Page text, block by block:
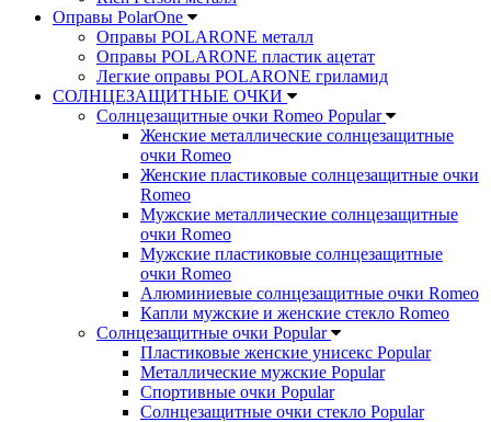
Оправы PolarOne
Оправы POLARONE металл
Оправы POLARONE пластик ацетат
Легкие оправы POLARONE гриламид
СОЛНЦЕЗАЩИТНЫЕ ОЧКИ
Солнцезащитные очки Romeo Popular
Женские металлические солнцезащитные
очки Romeo
Женские пластиковые солнцезащитные очки
Romeo
Мужские металлические солнцезащитные
очки Romeo
Мужские пластиковые солнцезащитные
очки Romeo
Алюминиевые солнцезащитные очки Romeo
Капли мужские и женские стекло Romeo
Солнцезащитные очки Popular
Пластиковые женские унисекс Popular
Металлические мужские Popular
Спортивные очки Popular
Солнцезащитные очки стекло Popular